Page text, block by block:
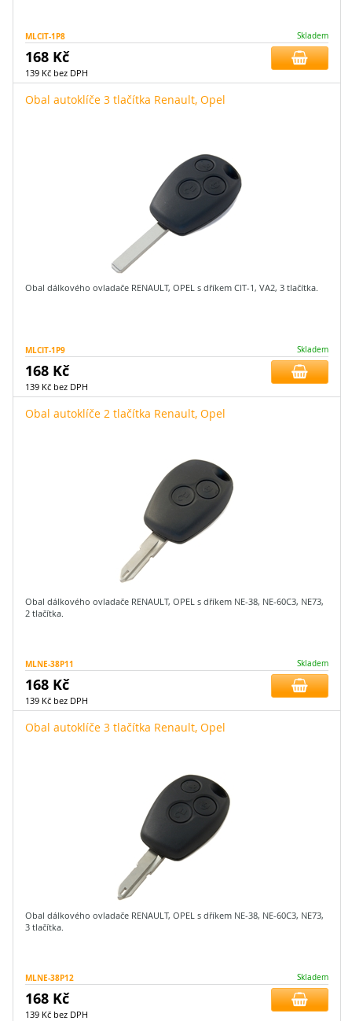
MLCIT-1P8 Skladem
168 Kč
139 Kč bez DPH
Obal autoklíče 3 tlačítka Renault, Opel
Obal dálkového ovladače RENAULT, OPEL s dříkem CIT-1, VA2, 3 tlačítka.
MLCIT-1P9 Skladem
168 Kč
139 Kč bez DPH
Obal autoklíče 2 tlačítka Renault, Opel
Obal dálkového ovladače RENAULT, OPEL s dříkem NE-38, NE-60C3, NE73,
2 tlačítka.
MLNE-38P11 Skladem
168 Kč
139 Kč bez DPH
Obal autoklíče 3 tlačítka Renault, Opel
Obal dálkového ovladače RENAULT, OPEL s dříkem NE-38, NE-60C3, NE73,
3 tlačítka.
MLNE-38P12 Skladem
168 Kč
139 Kč bez DPH